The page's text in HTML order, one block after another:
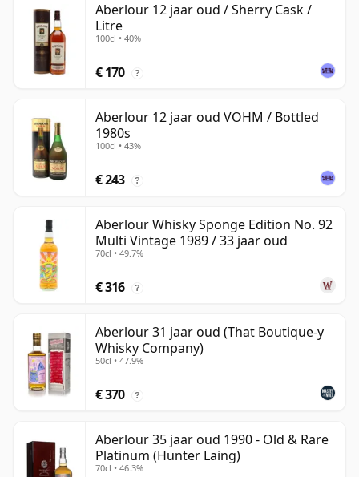
Aberlour 12 jaar oud / Sherry Cask /
Litre
100cl • 40%
€ 170 ?
Aberlour 12 jaar oud VOHM / Bottled
1980s
100cl • 43%
€ 243 ?
Aberlour Whisky Sponge Edition No. 92
Multi Vintage 1989 / 33 jaar oud
70cl • 49.7%
€ 316 ?
Aberlour 31 jaar oud (That Boutique-y
Whisky Company)
50cl • 47.9%
€ 370 ?
Aberlour 35 jaar oud 1990 - Old & Rare
Platinum (Hunter Laing)
70cl • 46.3%